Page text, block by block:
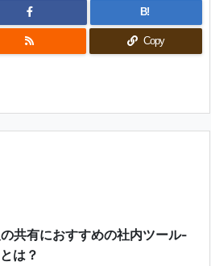
B!
Copy
共有におすすめの社内ツール-
は？